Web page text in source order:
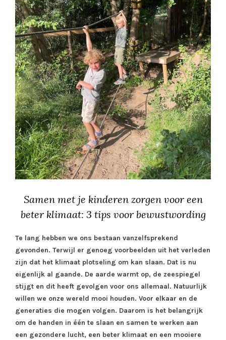
Samen met je kinderen zorgen voor een
beter klimaat: 3 tips voor bewustwording
Te lang hebben we ons bestaan vanzelfsprekend
gevonden. Terwijl er genoeg voorbeelden uit het verleden
zijn dat het klimaat plotseling om kan slaan. Dat is nu
eigenlijk al gaande. De aarde warmt op, de zeespiegel
stijgt en dit heeft gevolgen voor ons allemaal. Natuurlijk
willen we onze wereld mooi houden. Voor elkaar en de
generaties die mogen volgen. Daarom is het belangrijk
om de handen in één te slaan en samen te werken aan
een gezondere lucht, een beter klimaat en een mooiere